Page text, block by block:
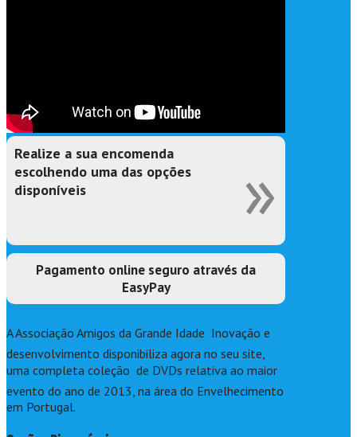
»
Realize a sua encomenda
escolhendo uma das opções
disponíveis
Pagamento online seguro através da
EasyPay
A Associação Amigos da Grande Idade  Inovação e
desenvolvimento disponibiliza agora no seu site,
uma completa coleção de DVDs relativa ao maior
evento do ano de 2013, na área do Envelhecimento
em Portugal.